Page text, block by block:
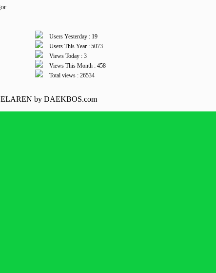
Users Yesterday : 19
Users This Year : 5073
Views Today : 3
Views This Month : 458
Total views : 26534
by DAEKBOS.com